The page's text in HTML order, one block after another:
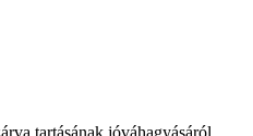
tartásának jóváhagyásáról